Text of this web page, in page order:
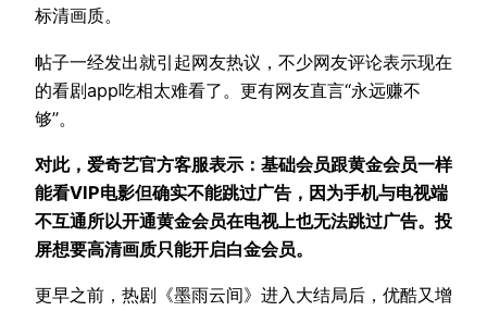
标清画质。
帖子一经发出就引起网友热议，不少网友评论表示现在
的看剧app吃相太难看了。更有网友直言“永远赚不
够”。
对此，爱奇艺官方客服表示：基础会员跟黄金会员一样
能看VIP电影但确实不能跳过广告，因为手机与电视端
不互通所以开通黄金会员在电视上也无法跳过广告。投
屏想要高清画质只能开启白金会员。
更早之前，热剧《墨雨云间》进入大结局后，优酷又增